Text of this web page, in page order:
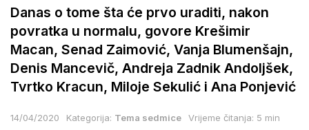
Danas o tome šta će prvo uraditi, nakon
povratka u normalu, govore Krešimir
Macan, Senad Zaimović, Vanja Blumenšajn,
Denis Mancevič, Andreja Zadnik Andoljšek,
Tvrtko Kracun, Miloje Sekulić i Ana Ponjević
14/04/2020 Kategorija: Tema sedmice Vrijeme čitanja: 5 min